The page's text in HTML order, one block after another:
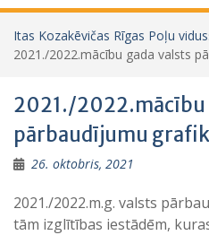
Itas Kozakēvičas Rīgas Poļu
2021./2022.mācību gada valsts
2021./2022.mācību
pārbaudījumu
26. oktobris, 2021
2021./2022.m.g. valsts
tām izglītības iestādēm,